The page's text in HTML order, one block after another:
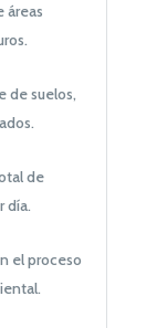
áreas
de suelos,
de
día.
el proceso